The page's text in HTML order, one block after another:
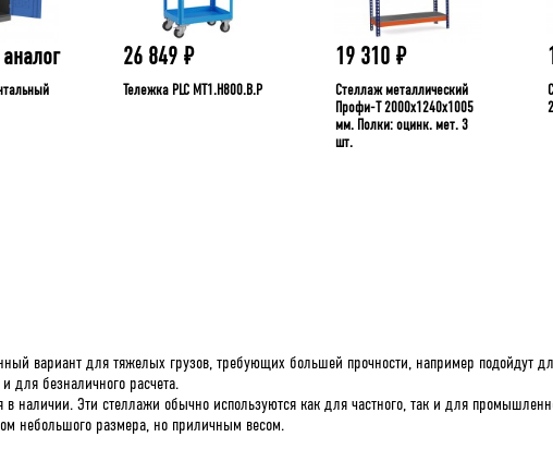
26 849 ₽
Тележка PLC МT1.H800.В.Р
19 310 ₽
Стеллаж металлический
Профи-Т 2000x1240x1005
мм. Полки: оцинк. мет. 3
шт.
вариант для тяжелых грузов, требующих большей прочности, например подойдут
для безналичного расчета.
наличии. Эти стеллажи обычно используются как для частного, так и для
небольшого размера, но приличным весом.